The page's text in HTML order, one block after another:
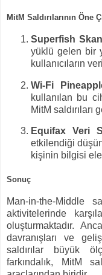
MitM Saldırılarının Öne
Superfish
yüklü gelen bir
kullanıcıların
Wi-Fi
kullanılan bu
MitM saldırıları
Equifax Veri
etkilendiği
kişinin bilgisi
Sonuç
Man-in-the-Middle
aktivitelerinde
oluşturmaktadır.
davranışları ve
saldırılar büyük
farkındalık, MitM